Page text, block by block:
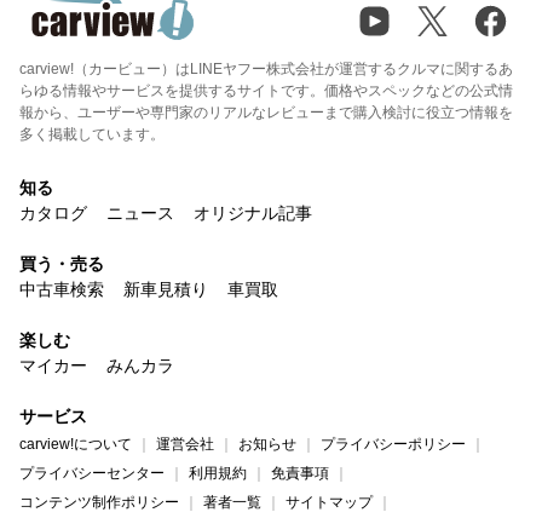
carview!（カービュー）はLINEヤフー株式会社が運営するクルマに関するあ
らゆる情報やサービスを提供するサイトです。価格やスペックなどの公式情
報から、ユーザーや専門家のリアルなレビューまで購入検討に役立つ情報を
多く掲載しています。
知る
カタログ
ニュース オリジナル記事
買う・売る
中古車検索
新車見積り 車買取
楽しむ
マイカー
みんカラ
サービス
carview!について 運営会社 お知らせ
プライバシーポリシー
プライバシーセンター
利用規約
免責事項
コンテンツ制作ポリシー
著者一覧 サイトマップ